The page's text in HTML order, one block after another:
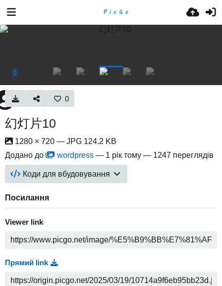
0
幻灯片10
1280 × 720 — JPG 124.2 KB
Додано до
wordpress — 1 рік тому — 1247 переглядів
Коди для вбудовування
Посилання
Viewer link
Прямий link